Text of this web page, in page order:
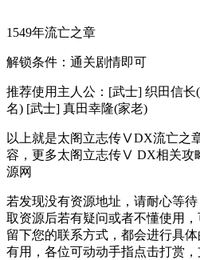
1549年流亡之章
解锁条件：通关剧情即可
推荐使用主人公：[武士] 织田信
名) [武士] 真田幸隆(家老)
以上就是太阁立志传ⅤDX流亡之
容，更多太阁立志传Ⅴ DX相关攻
源网
若发现没有资源地址，请耐心等
取资源后若有疑问或者不懂使用
留下您的联系方式，都会进行具
有用，各位可动动手指点击打赏